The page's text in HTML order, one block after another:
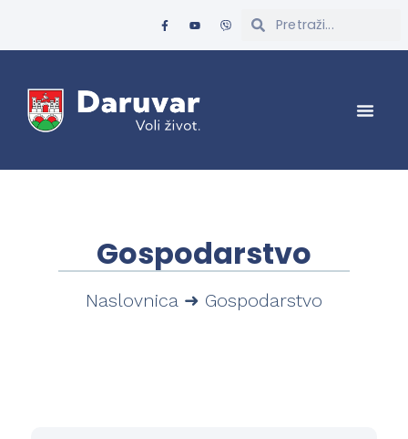
Gospodarstvo
Naslovnica ➜ Gospodarstvo